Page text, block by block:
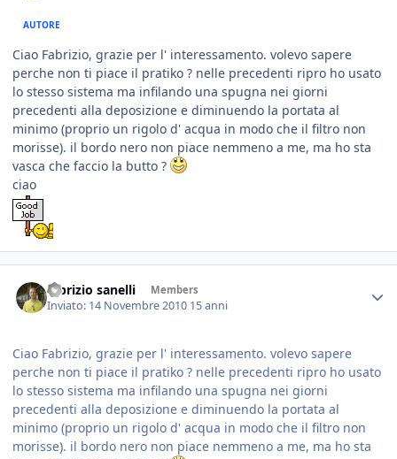
AUTORE
Ciao Fabrizio, grazie per l' interessamento. volevo sapere
perche non ti piace il pratiko ? nelle precedenti ripro ho usato
lo stesso sistema ma infilando una spugna nei giorni
precedenti alla deposizione e diminuendo la portata al
minimo (proprio un rigolo d' acqua in modo che il filtro non
morisse). il bordo nero non piace nemmeno a me, ma ho sta
vasca che faccio la butto ?
ciao
fabrizio sanelli Members
Inviato: 14 Novembre 2010 15 anni
Ciao Fabrizio, grazie per l' interessamento. volevo sapere
perche non ti piace il pratiko ? nelle precedenti ripro ho usato
lo stesso sistema ma infilando una spugna nei giorni
precedenti alla deposizione e diminuendo la portata al
minimo (proprio un rigolo d' acqua in modo che il filtro non
morisse). il bordo nero non piace nemmeno a me, ma ho sta